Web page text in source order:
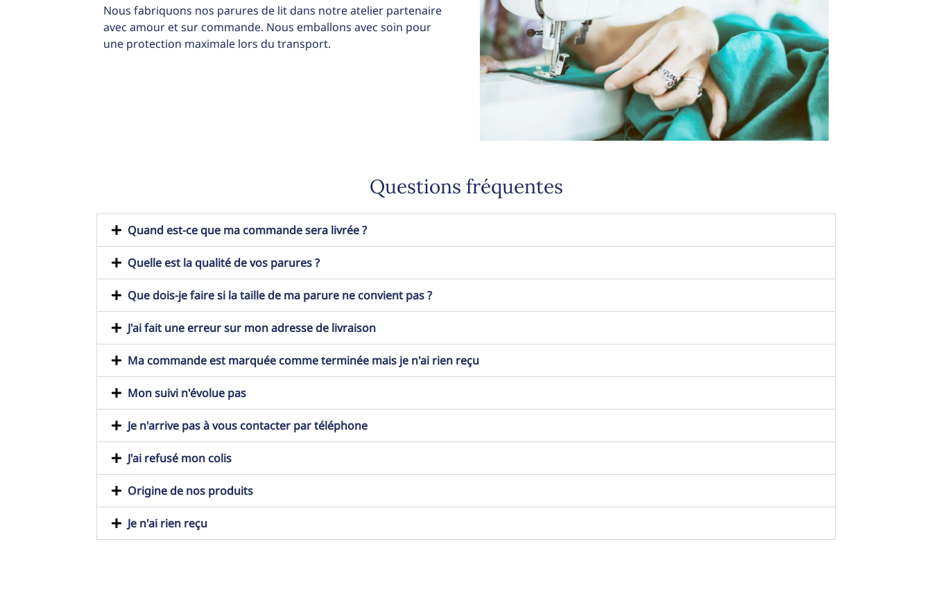
Nous fabriquons nos parures de lit dans notre atelier partenaire
avec amour et sur commande. Nous emballons avec soin pour
une protection maximale lors du transport.
Questions fréquentes
Quand est-ce que ma commande sera livrée ?
Quelle est la qualité de vos parures ?
Que dois-je faire si la taille de ma parure ne convient pas ?
J'ai fait une erreur sur mon adresse de livraison
Ma commande est marquée comme terminée mais je n'ai rien reçu
Mon suivi n'évolue pas
Je n'arrive pas à vous contacter par téléphone
J'ai refusé mon colis
Origine de nos produits
Je n'ai rien reçu